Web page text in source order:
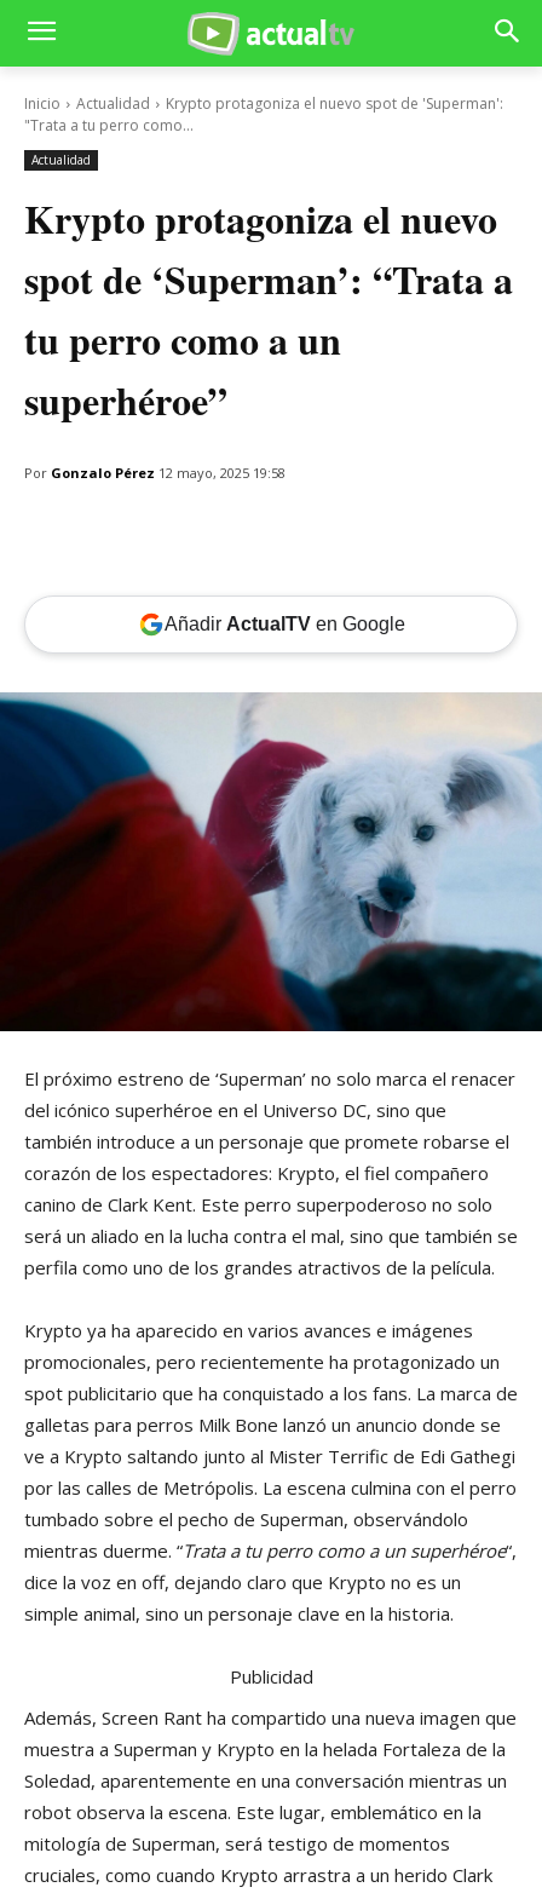
Inicio Actualidad
Krypto protagoniza el nuevo spot de 'Superman':
"Trata a tu perro como...
Actualidad
Krypto protagoniza el nuevo
spot de ‘Superman’: “Trata a
tu perro como a un
superhéroe”
Por Gonzalo Pérez 12 mayo, 2025 19:58
Añadir ActualTVen Google
El próximo estreno de ‘Superman’ no solo marca el renacer
del icónico superhéroe en el Universo DC, sino que
también introduce a un personaje que promete robarse el
corazón de los espectadores: Krypto, el fiel compañero
canino de Clark Kent. Este perro superpoderoso no solo
será un aliado en la lucha contra el mal, sino que también se
perfila como uno de los grandes atractivos de la película.
Krypto ya ha aparecido en varios avances e imágenes
promocionales, pero recientemente ha protagonizado un
spot publicitario que ha conquistado a los fans. La marca de
galletas para perros Milk Bone lanzó un anuncio donde se
ve a Krypto saltando junto al Mister Terrific de Edi Gathegi
por las calles de Metrópolis. La escena culmina con el perro
tumbado sobre el pecho de Superman, observándolo
mientras duerme. “Trata a tu perro como a un superhéroe“,
dice la voz en off, dejando claro que Krypto no es un
simple animal, sino un personaje clave en la historia.
Publicidad
Además, Screen Rant ha compartido una nueva imagen que
muestra a Superman y Krypto en la helada Fortaleza de la
Soledad, aparentemente en una conversación mientras un
robot observa la escena. Este lugar, emblemático en la
mitología de Superman, será testigo de momentos
cruciales, como cuando Krypto arrastra a un herido Clark